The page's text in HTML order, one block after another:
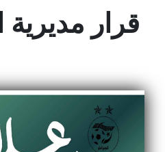
قرار